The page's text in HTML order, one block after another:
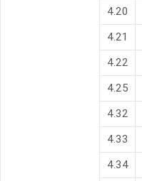
4.20
4.21
4.22
4.25
4.32
4.33
4.34